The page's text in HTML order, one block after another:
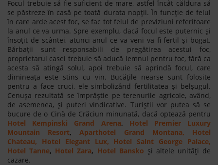
Focul trebuie să fie suficient de mare, astfel încât căldura să
se păstreze în casă pe toată durata nopții. În funcție de felul
în care arde acest foc, se fac tot felul de previziuni referitoare
la anul ce va urma. Spre exemplu, dacă focul este puternic și
însoțit de scântei, atunci anul ce va veni va fi fertil și bogat.
Bărbații sunt responsabili de pregătirea acestui foc,
proprietarul casei trebuie să aducă lemnul pentru foc, fără ca
acesta să atingă solul, apoi trebuie să aprindă focul, care
dimineața este stins cu vin. Bucățile nearse sunt folosite
pentru a face cruci, ele simbolizând fertilitatea și belșugul.
Cenușa rezultată se împrăștie pe terenurile agricole, având,
de asemenea, și puteri vindicative. Turiștii vor putea să se
bucure de o Cină de Crăciun minunată, dacă optează pentru
Hotel Kempinski Grand Arena, Hotel Premier Luxury
Mountain Resort,Aparthotel Grand Montana, Hotel
Chateau, Hotel Elegant Lux, Hotel Saint George Palace,
Hotel Tanne, Hotel Zara, Hotel Bansko și altele unități de
cazare.